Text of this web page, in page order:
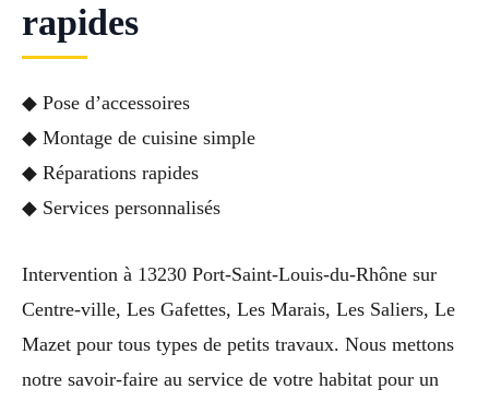
rapides
◆ Pose d’accessoires
◆ Montage de cuisine simple
◆ Réparations rapides
◆ Services personnalisés
Intervention à 13230 Port-Saint-Louis-du-Rhône sur
Centre-ville, Les Gafettes, Les Marais, Les Saliers, Le
Mazet pour tous types de petits travaux. Nous mettons
notre savoir-faire au service de votre habitat pour un